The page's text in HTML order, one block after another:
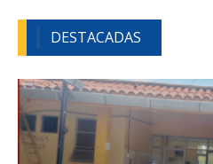
DESTACADAS